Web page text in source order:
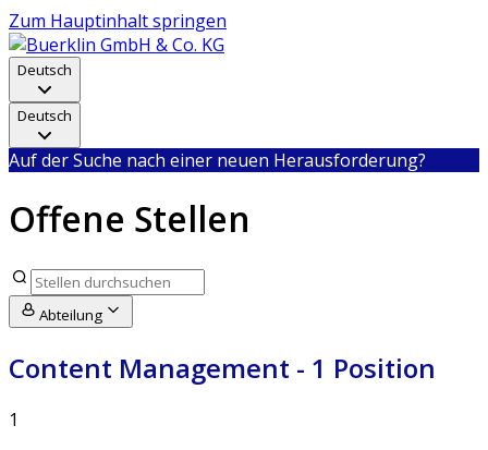
Zum Hauptinhalt springen
Deutsch
Deutsch
Auf der Suche nach einer neuen Herausforderung?
Offene Stellen
Abteilung
Content Management - 1 Position
1